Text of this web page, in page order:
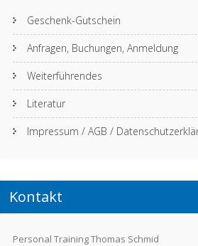
Geschenk-Gutschein
Anfragen, Buchungen, Anmeldung
Weiterführendes
Literatur
Impressum / AGB /
Kontakt
Personal Training Thomas Schmid